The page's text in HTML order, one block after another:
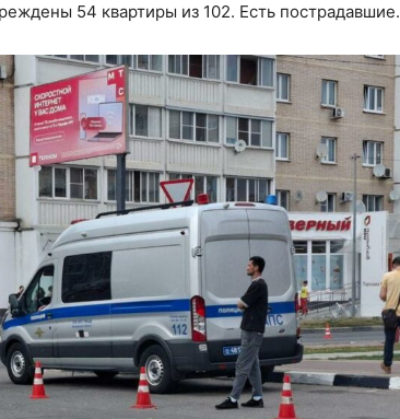
54 квартиры из 102. Есть пострадавшие.